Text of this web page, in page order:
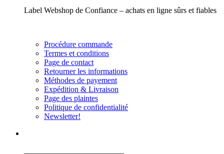
Label Webshop de Confiance – achats en ligne sûrs et fiables
Procédure commande
Termes et conditions
Page de contact
Retourner les informations
Méthodes de payement
Expédition & Livraison
Page des plaintes
Politique de confidentialité
Newsletter!